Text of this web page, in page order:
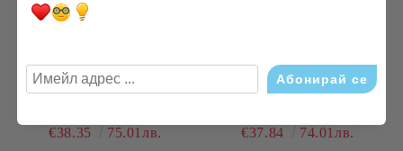
КОМПЛЕКТ ЗА
"СТРЕЛКИ СИВ"
€38.35 75.01лв.
КОМПЛЕКТ ЗА
ЛИЛАВО- СИНИ
€37.84 74.01лв.